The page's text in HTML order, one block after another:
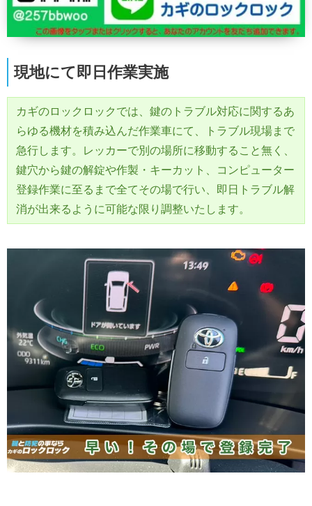
現地にて即日作業実施
カギのロックロックでは、鍵のトラブル対応に関するあ
らゆる機材を積み込んだ作業車にて、トラブル現場まで
急行します。レッカーで別の場所に移動すること無く、
鍵穴から鍵の解錠や作製・キーカット、コンピューター
登録作業に至るまで全てその場で行い、即日トラブル解
消が出来るように可能な限り調整いたします。